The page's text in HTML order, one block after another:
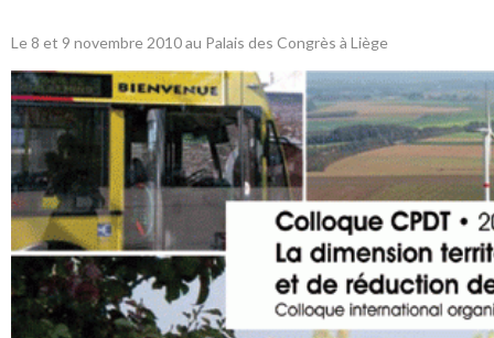
Le 8 et 9 novembre 2010 au Palais des Congrès à Liège
titre.gif